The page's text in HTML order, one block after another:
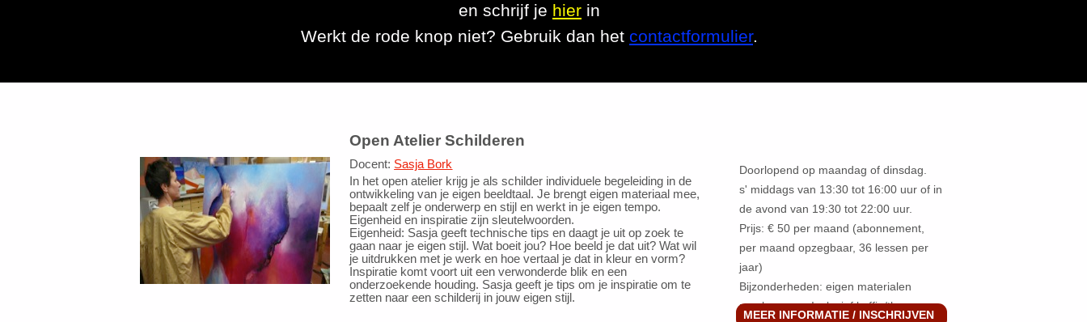
Open Atelier Schilderen
Docent: Sasja Bork
In het open atelier krijg je als schilder individuele begeleiding in de
ontwikkeling van je eigen beeldtaal. Je brengt eigen materiaal mee,
bepaalt zelf je onderwerp en stijl en werkt in je eigen tempo.
Eigenheid en inspiratie zijn sleutelwoorden.
Eigenheid: Sasja geeft technische tips en daagt je uit op zoek te
gaan naar je eigen stijl. Wat boeit jou? Hoe beeld je dat uit? Wat wil
je uitdrukken met je werk en hoe vertaal je dat in kleur en vorm?
Inspiratie komt voort uit een verwonderde blik en een
onderzoekende houding. Sasja geeft je tips om je inspiratie om te
zetten naar een schilderij in jouw eigen stijl.
Doorlopend op maandag of dinsdag.
s' middags van 13:30 tot 16:00 uur of in
de avond van 19:30 tot 22:00 uur.
Prijs: € 50 per maand (abonnement,
per maand opzegbaar, 36 lessen per
jaar)
Bijzonderheden: eigen materialen
meebrengen. Inclusief koffie/thee.
en schrijf je hier in
Werkt de rode knop niet? Gebruik dan het contactformulier.
MEER INFORMATIE / INSCHRIJVEN